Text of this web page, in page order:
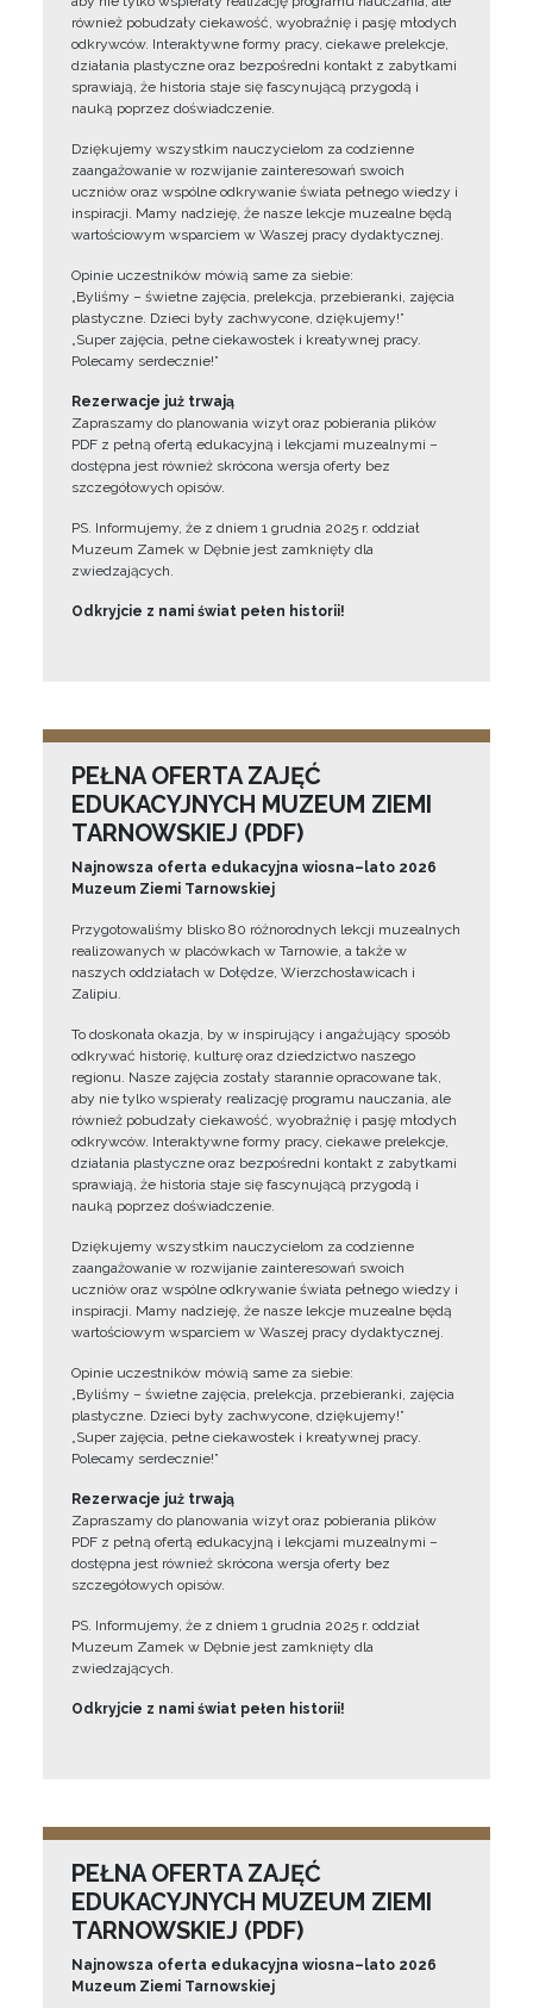
również pobudzały ciekawość, wyobraźnię i pasję młodych
odkrywców. Interaktywne formy pracy, ciekawe prelekcje,
działania plastyczne oraz bezpośredni kontakt z zabytkami
sprawiają, że historia staje się fascynującą przygodą i
nauką poprzez doświadczenie.
Dziękujemy wszystkim nauczycielom za codzienne
zaangażowanie w rozwijanie zainteresowań swoich
uczniów oraz wspólne odkrywanie świata pełnego wiedzy i
inspiracji. Mamy nadzieję, że nasze lekcje muzealne będą
wartościowym wsparciem w Waszej pracy dydaktycznej.
Opinie uczestników mówią same za siebie:
„Byliśmy – świetne zajęcia, prelekcja, przebieranki, zajęcia
plastyczne. Dzieci były zachwycone, dziękujemy!”
„Super zajęcia, pełne ciekawostek i kreatywnej pracy.
Polecamy serdecznie!”
Rezerwacje już trwają
Zapraszamy do planowania wizyt oraz pobierania plików
PDF z pełną ofertą edukacyjną i lekcjami muzealnymi –
dostępna jest również skrócona wersja oferty bez
szczegółowych opisów.
PS. Informujemy, że z dniem 1 grudnia 2025 r. oddział
Muzeum Zamek w Dębnie jest zamknięty dla
zwiedzających.
Odkryjcie z nami świat pełen historii!
PEŁNA OFERTA ZAJĘĆ
EDUKACYJNYCH MUZEUM ZIEMI
TARNOWSKIEJ (PDF)
Najnowsza oferta edukacyjna wiosna–lato 2026
Muzeum Ziemi Tarnowskiej
Przygotowaliśmy blisko 80 różnorodnych lekcji muzealnych
realizowanych w placówkach w Tarnowie, a także w
naszych oddziałach w Dołędze, Wierzchosławicach i
Zalipiu.
To doskonała okazja, by w inspirujący i angażujący sposób
odkrywać historię, kulturę oraz dziedzictwo naszego
regionu. Nasze zajęcia zostały starannie opracowane tak,
aby nie tylko wspierały realizację programu nauczania, ale
również pobudzały ciekawość, wyobraźnię i pasję młodych
odkrywców. Interaktywne formy pracy, ciekawe prelekcje,
działania plastyczne oraz bezpośredni kontakt z zabytkami
sprawiają, że historia staje się fascynującą przygodą i
nauką poprzez doświadczenie.
Dziękujemy wszystkim nauczycielom za codzienne
zaangażowanie w rozwijanie zainteresowań swoich
uczniów oraz wspólne odkrywanie świata pełnego wiedzy i
inspiracji. Mamy nadzieję, że nasze lekcje muzealne będą
wartościowym wsparciem w Waszej pracy dydaktycznej.
Opinie uczestników mówią same za siebie:
„Byliśmy – świetne zajęcia, prelekcja, przebieranki, zajęcia
plastyczne. Dzieci były zachwycone, dziękujemy!”
„Super zajęcia, pełne ciekawostek i kreatywnej pracy.
Polecamy serdecznie!”
Rezerwacje już trwają
Zapraszamy do planowania wizyt oraz pobierania plików
PDF z pełną ofertą edukacyjną i lekcjami muzealnymi –
dostępna jest również skrócona wersja oferty bez
szczegółowych opisów.
PS. Informujemy, że z dniem 1 grudnia 2025 r. oddział
Muzeum Zamek w Dębnie jest zamknięty dla
zwiedzających.
Odkryjcie z nami świat pełen historii!
PEŁNA OFERTA ZAJĘĆ
EDUKACYJNYCH MUZEUM ZIEMI
TARNOWSKIEJ (PDF)
Najnowsza oferta edukacyjna wiosna–lato 2026
Muzeum Ziemi Tarnowskiej